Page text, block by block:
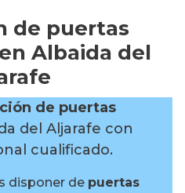
de puertas
Albaida del
de puertas
del Aljarafe con
cualificado.
disponer de puertas